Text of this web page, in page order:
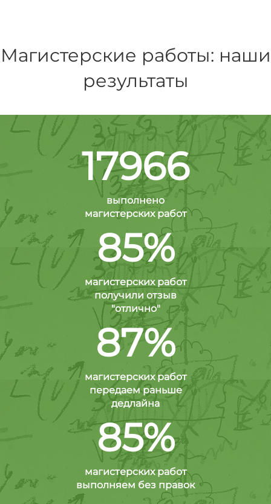
Магистерские работы: наши
результаты
17966
выполнено
магистерских работ
85%
магистерских работ
получили отзыв
"отлично"
87%
магистерских работ
передаем раньше
дедлайна
85%
магистерских работ
выполняем без правок